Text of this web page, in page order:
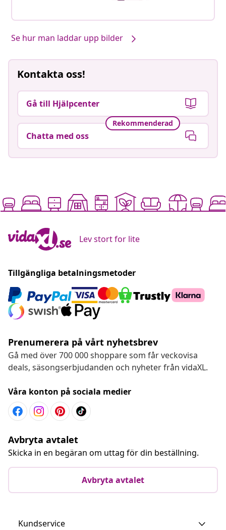
Se hur man laddar upp bilder
Kontakta oss!
Gå till Hjälpcenter
Rekommenderad
Chatta med oss
Lev stort for lite
Tillgängliga betalningsmetoder
Prenumerera på vårt nyhetsbrev
Gå med över 700 000 shoppare som får veckovisa
deals, säsongserbjudanden och nyheter från vidaXL.
Våra konton på sociala medier
Avbryta avtalet
Skicka in en begäran om uttag för din beställning.
Avbryta avtalet
Kundservice